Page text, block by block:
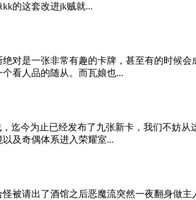
的这套改进jk贼就...
对是一张非常有趣的卡牌，甚至有的时候
看人品的随从。而瓦娘也...
迄今为止已经发布了九张新卡，我们不妨
及奇偶体系进入荣耀室...
被请出了酒馆之后恶魔流突然一夜翻身做